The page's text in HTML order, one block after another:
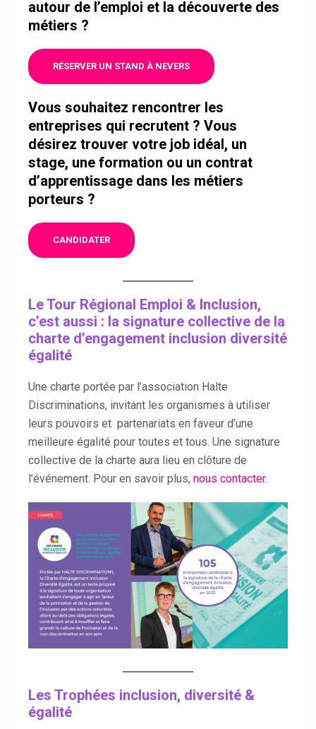
autour de l’emploi et la découverte des
métiers ?
RÉSERVER UN STAND À NEVERS
Vous souhaitez rencontrer les
entreprises qui recrutent ? Vous
désirez trouver votre job idéal, un
stage, une formation ou un contrat
d’apprentissage dans les métiers
porteurs ?
CANDIDATER
Le Tour Régional Emploi & Inclusion,
c’est aussi : la signature collective de la
charte d’engagement inclusion diversité
égalité
Une charte portée par l’association Halte
Discriminations, invitant les organismes à utiliser
leurs pouvoirs et partenariats en faveur d’une
meilleure égalité pour toutes et tous. Une signature
collective de la charte aura lieu en clôture de
l’événement. Pour en savoir plus, nous contacter.
Les Trophées inclusion, diversité &
égalité